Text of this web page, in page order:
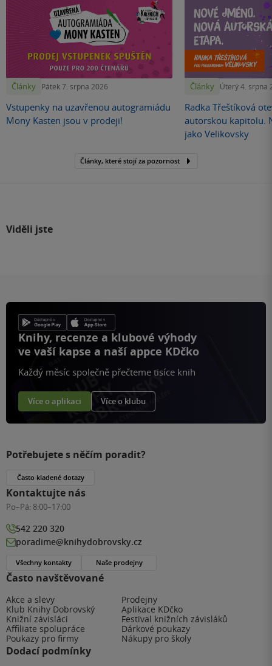
Články Pátek 7. srpna 2026
Vstupenky na uzavřenou autogramiádu
Mony Kasten jsou v prodeji!
Články Úterý 4. srpna
Radka Třeštíková
autorskou kapitolu.
jako Velikovsky
Články, které stojí za pozornost
Viděli jste
Knihy, recenze a klubové výhody
ve vaší kapse a naší appce KDčko
Každý měsíc společně přečteme tisíce knih
Více o aplikaci Více o klubu
Často navštěvované
Akce a slevy
Prodejny
Klub Knihy Dobrovský
Aplikace KDčko
Knižní závisláci
Festival knižních závisláků
Affiliate spolupráce
Dárkové poukazy
Poukazy pro firmy
Nákupy pro školy
Dodací podmínky
Potřebujete s něčím poradit?
Často kladené dotazy
Kontaktujte nás
Po–Pá: 8:00–17:00
542 220 320
poradime@knihydobrovsky.cz
Všechny kontakty Naše prodejny